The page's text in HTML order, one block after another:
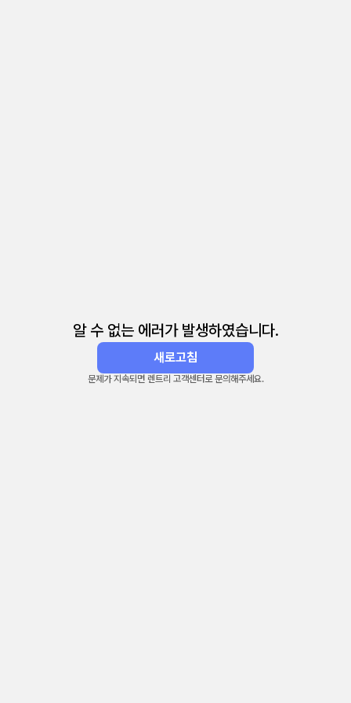
알 수 없는 에러가 발생하였습니다.
새로고침
문제가 지속되면 렌트리 고객센터로 문의해주세요.